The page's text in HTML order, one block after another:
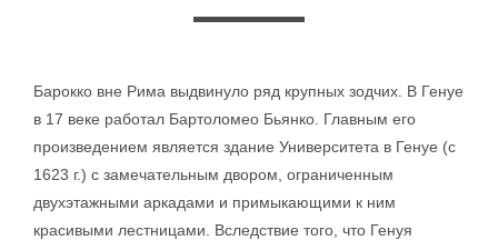
Барокко вне Рима выдвинуло ряд крупных зодчих. В Генуе
в 17 веке работал Бартоломео Бьянко. Главным его
произведением является здание Университета в Генуе (с
1623 г.) с замечательным двором, ограниченным
двухэтажными аркадами и примыкающими к ним
красивыми лестницами. Вследствие того, что Генуя